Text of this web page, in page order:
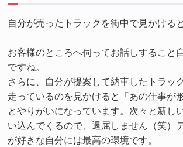
自分が売ったトラックを街中で見かける
お客様のところへ伺ってお話しすること
ですね。
さらに、自分が提案して納車したトラッ
走っているのを見かけると「あの仕事が
とやりがいになっています。次々と新し
い込んでくるので、退屈しません（笑）
が好きな自分には最高の環境です。